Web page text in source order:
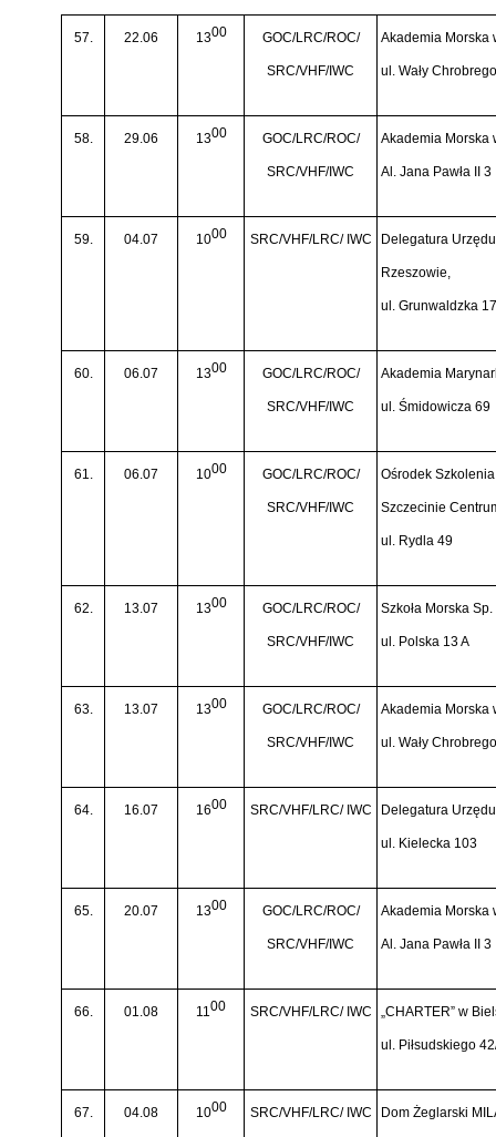
57. 22.06 1300 GOC/LRC/ROC/
SRC/VHF/IWC
Akademia Morska
ul. Wały
58. 29.06 1300 GOC/LRC/ROC/
SRC/VHF/IWC
Akademia Morska
Al. Jana Pawła II 3
59. 04.07 1000 SRC/VHF/LRC/ IWC Delegatura
Rzeszowie,
ul. Grunwaldzka 17
60. 06.07 1300 GOC/LRC/ROC/
SRC/VHF/IWC
Akademia
ul. Śmidowicza 69
61. 06.07 1000 GOC/LRC/ROC/
SRC/VHF/IWC
Ośrodek
Szczecinie
ul. Rydla 49
62. 13.07 1300 GOC/LRC/ROC/
SRC/VHF/IWC
Szkoła Morska
ul. Polska 13 A
63. 13.07 1300 GOC/LRC/ROC/
SRC/VHF/IWC
Akademia Morska
ul. Wały
64. 16.07 1600 SRC/VHF/LRC/ IWC Delegatura
ul. Kielecka 103
65. 20.07 1300 GOC/LRC/ROC/
SRC/VHF/IWC
Akademia Morska
Al. Jana Pawła II 3
66. 01.08 1100 SRC/VHF/LRC/ IWC „CHARTER” w
ul. Piłsudskiego
67. 04.08 1000 SRC/VHF/LRC/ IWC Dom Żeglarski